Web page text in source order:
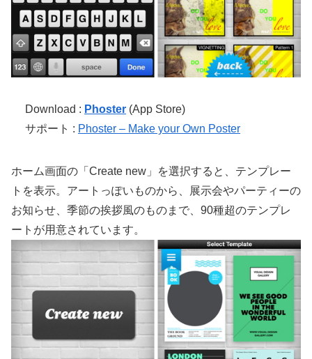
Download : Phoster (App Store)
サポート : Phoster – Make your Own Poster
ホーム画面の「Create new」を選択すると、テンプレー
トを表示。アートっぽいものから、展示会やパーティーの
お知らせ、季節の挨拶風のものまで、90種超のテンプレ
ートが用意されています。